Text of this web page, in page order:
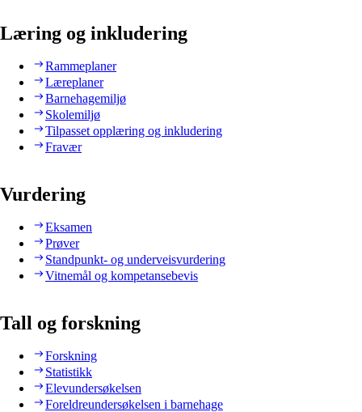
Læring og inkludering
Rammeplaner
Læreplaner
Barnehagemiljø
Skolemiljø
Tilpasset opplæring og inkludering
Fravær
Vurdering
Eksamen
Prøver
Standpunkt- og underveisvurdering
Vitnemål og kompetansebevis
Tall og forskning
Forskning
Statistikk
Elevundersøkelsen
Foreldreundersøkelsen i barnehage